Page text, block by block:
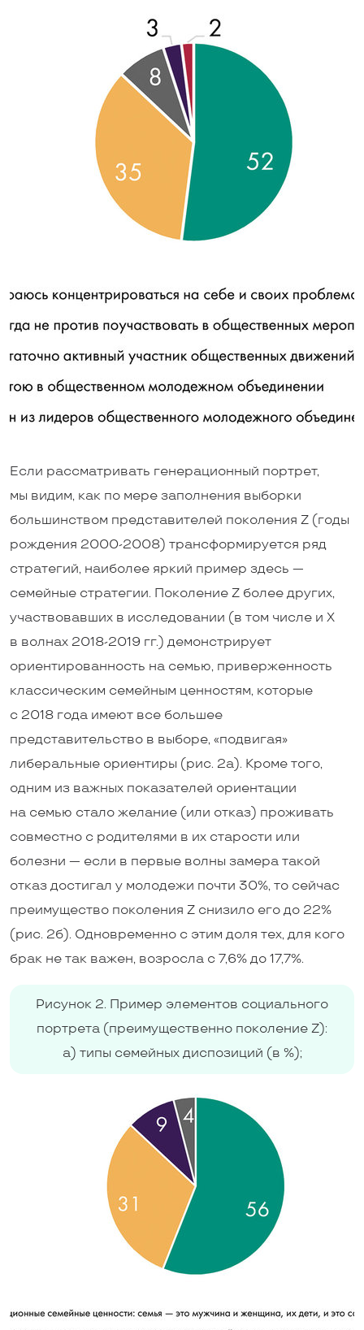
Если рассматривать генерационный портрет,
мы видим, как по мере заполнения выборки
большинством представителей поколения Z (годы
рождения 2000-2008) трансформируется ряд
стратегий, наиболее яркий пример здесь —
семейные стратегии. Поколение Z более других,
участвовавших в исследовании (в том числе и Х
в волнах 2018-2019 гг.) демонстрирует
ориентированность на семью, приверженность
классическим семейным ценностям, которые
с 2018 года имеют все большее
представительство в выборе, «подвигая»
либеральные ориентиры (рис. 2а). Кроме того,
одним из важных показателей ориентации
на семью стало желание (или отказ) проживать
совместно с родителями в их старости или
болезни — если в первые волны замера такой
отказ достигал у молодежи почти 30%, то сейчас
преимущество поколения Z снизило его до 22%
(рис. 2б). Одновременно с этим доля тех, для кого
брак не так важен, возросла с 7,6% до 17,7%.
Рисунок 2. Пример элементов социального
портрета (преимущественно поколение Z):
а) типы семейных диспозиций (в %);